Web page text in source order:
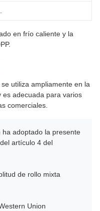
en frío caliente y la
utiliza ampliamente en la
es adecuada para varios
comerciales.
ha adoptado la presente
artículo 4 del
de rollo mixta
Union